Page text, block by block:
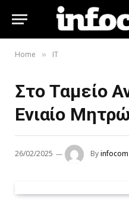
Home » IT
Στο Ταμείο
Ενιαίο
26/02/2025 Byinfocom